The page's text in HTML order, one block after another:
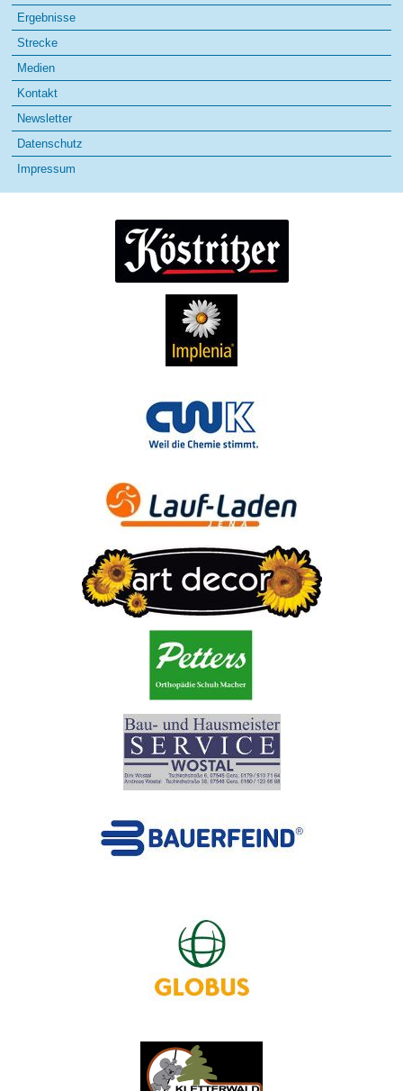
Ergebnisse
Strecke
Medien
Kontakt
Newsletter
Datenschutz
Impressum